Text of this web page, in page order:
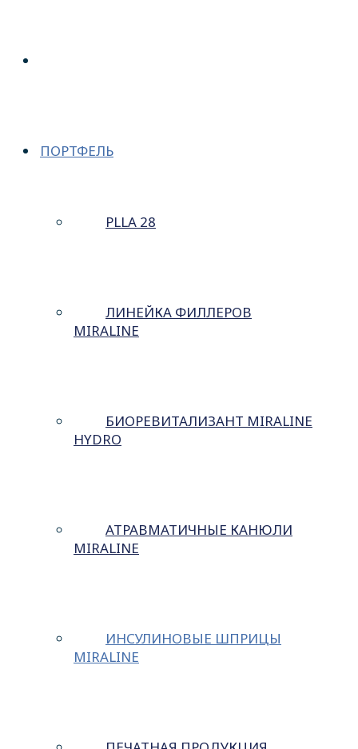
ПОРТФЕЛЬ
PLLA 28
ЛИНЕЙКА ФИЛЛЕРОВ
MIRALINE
БИОРЕВИТАЛИЗАНТ MIRALINE
HYDRO
АТРАВМАТИЧНЫЕ КАНЮЛИ
MIRALINE
ИНСУЛИНОВЫЕ ШПРИЦЫ
MIRALINE